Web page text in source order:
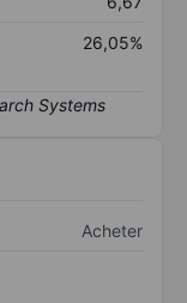
26,05%
Acheter